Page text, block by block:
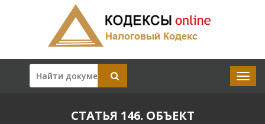
СТАТЬЯ 146. ОБЪЕКТ